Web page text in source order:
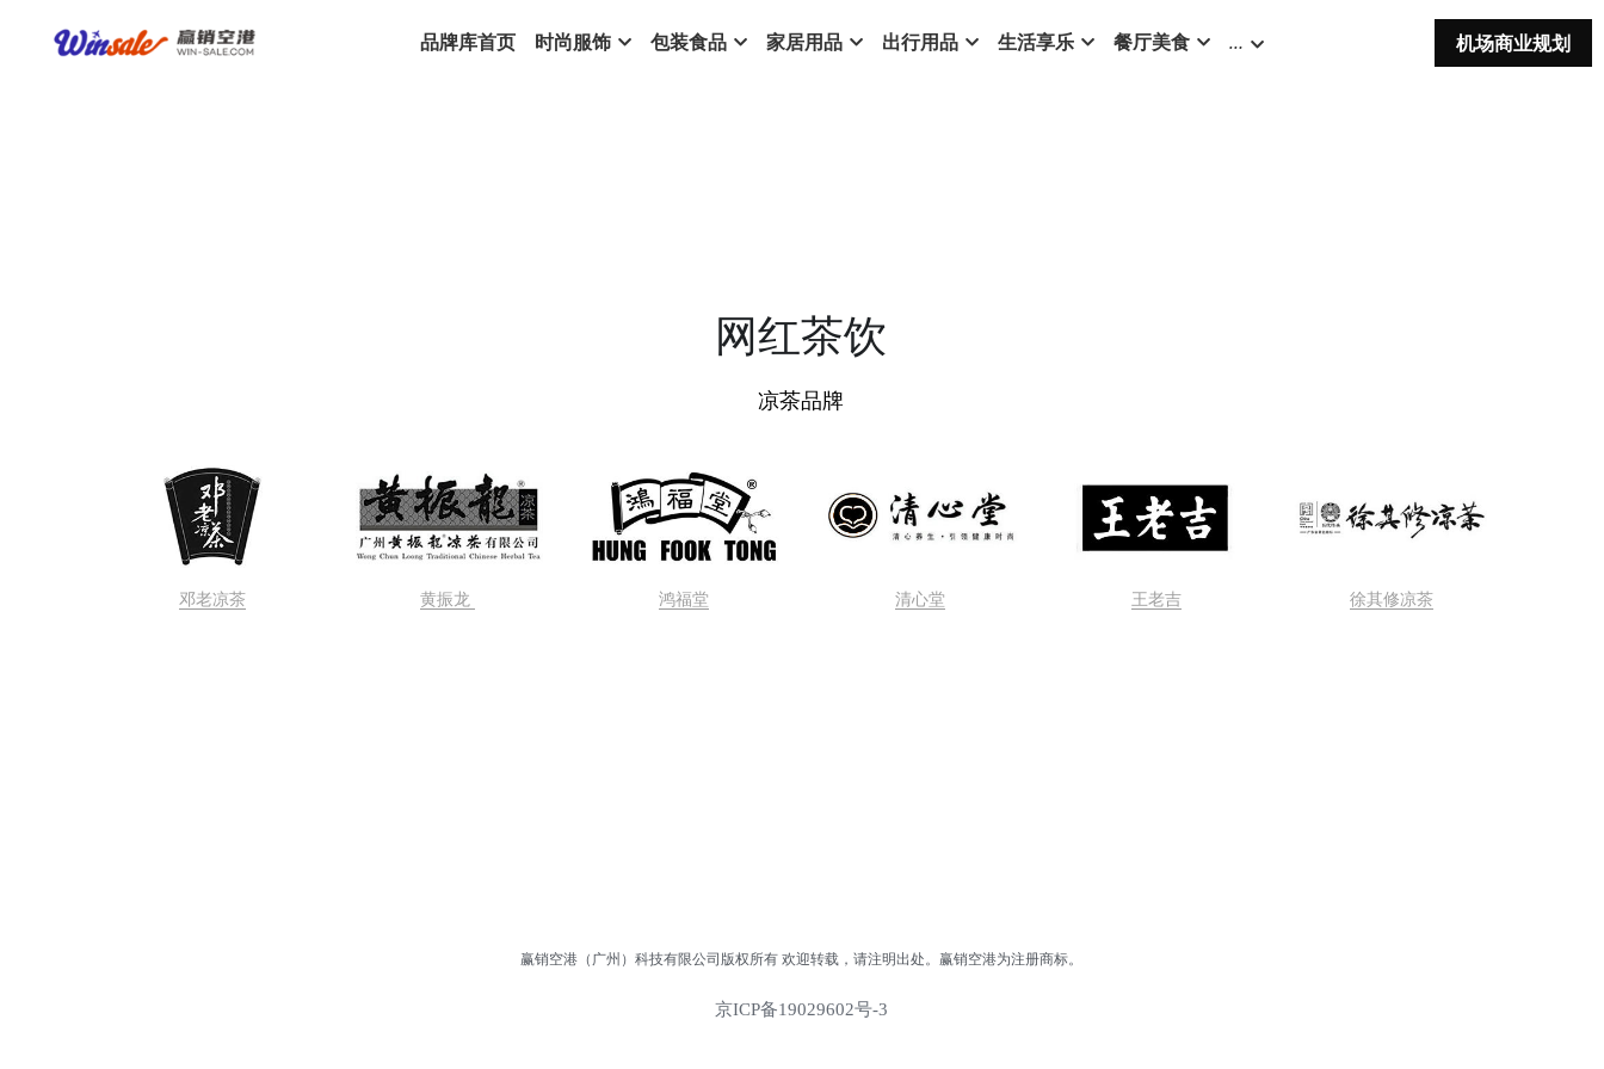
品牌库首页 时尚服饰 包装食品 家居用品 出行用品 生活享乐 餐厅美食 … 机场商业规划
网红茶饮
凉茶品牌
邓老凉茶 黄振龙 鸿福堂 清心堂 王老吉 徐其修凉茶
赢销空港（广州）科技有限公司版权所有 欢迎转载，请注明出处。赢销空港为注册商标。
京ICP备19029602号-3